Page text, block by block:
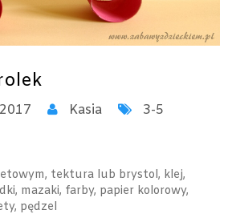
Kasia 3-5
tektura lub brystol, klej,
mazaki, farby, papier kolorowy,
pędzel